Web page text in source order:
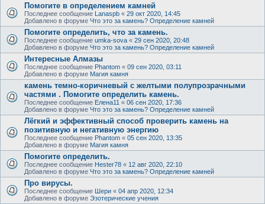
Помогите в определением камней
Последнее сообщение Lanaspb « 29 окт 2020, 14:45
Добавлено в форуме Что это за камень? Определение камней
Помогите определить, что за камень.
Последнее сообщение umka-sova « 29 сен 2020, 20:48
Добавлено в форуме Что это за камень? Определение камней
Интересные Алмазы
Последнее сообщение Phantom « 09 сен 2020, 03:11
Добавлено в форуме Магия камня
камень темно-коричневый с желтыми полупрозрачными
частями . Помогите определить камень.
Последнее сообщение Елена11 « 06 сен 2020, 17:36
Добавлено в форуме Что это за камень? Определение камней
Лёгкий и эффективный способ проверить камень на
позитивную и негативную энергию
Последнее сообщение Phantom « 05 сен 2020, 13:35
Добавлено в форуме Магия камня
Помогите определить.
Последнее сообщение Hester78 « 12 авг 2020, 22:10
Добавлено в форуме Что это за камень? Определение камней
Про вирусы.
Последнее сообщение Шери « 04 апр 2020, 12:34
Добавлено в форуме Эзотерические учения